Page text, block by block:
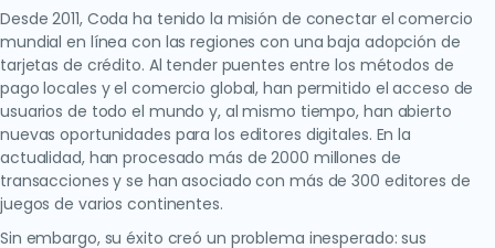
Desde 2011, Coda ha tenido la misión de conectar el comercio
mundial en línea con las regiones con una baja adopción de
tarjetas de crédito. Al tender puentes entre los métodos de
pago locales y el comercio global, han permitido el acceso de
usuarios de todo el mundo y, al mismo tiempo, han abierto
nuevas oportunidades para los editores digitales. En la
actualidad, han procesado más de 2000 millones de
transacciones y se han asociado con más de 300 editores de
juegos de varios continentes.
Sin embargo, su éxito creó un problema inesperado: sus